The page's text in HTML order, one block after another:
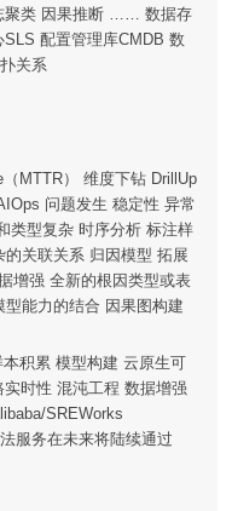
聚类 因果推断 …… 数据存
配置管理库CMDB 数
关系
MTTR） 维度下钻 DrillUp
问题发生 稳定性 异常
类型复杂 时序分析 标注样
关联关系 归因模型 拓展
增强 全新的根因类型或表
能力的结合 因果图构建
积累 模型构建 云原生可
时性 混沌工程 数据增强
SREWorks
服务在未来将陆续通过